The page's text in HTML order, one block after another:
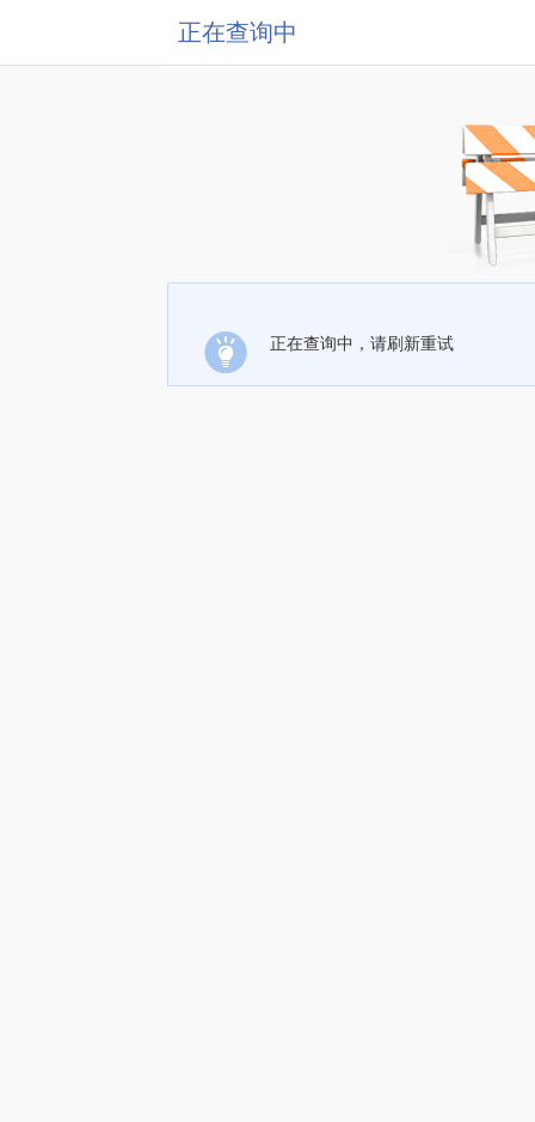
正在查询中
正在查询中，请刷新重试